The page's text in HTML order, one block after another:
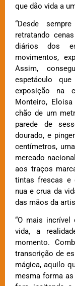
que dão vida a
“Desde
retratando
diários dos
movimentos,
Assim,
espetáculo
exposição na
Monteiro,
chão de um
parede de
dourado, e
centímetros,
mercado
aos traços
tintas frescas e
nua e crua da
das mãos da
“O mais
vida, a
momento.
transcrição de
mágica, aquilo
mesma forma